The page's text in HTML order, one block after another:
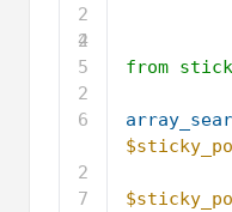
2
4
2
5
2
6
2
7
from